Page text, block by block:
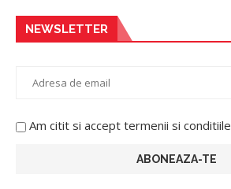
NEWSLETTER
Am citit si accept termenii si conditiile